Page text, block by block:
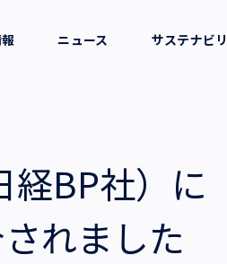
ニュース サステナビ
BP社）に
れました